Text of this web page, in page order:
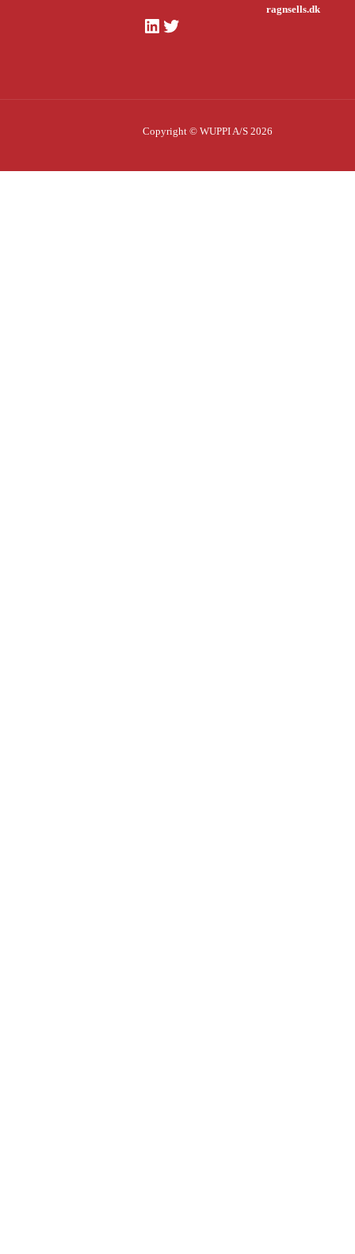
LinkedIn
Twitter
ragnsells.dk
Copyright © WUPPI A/S 2026